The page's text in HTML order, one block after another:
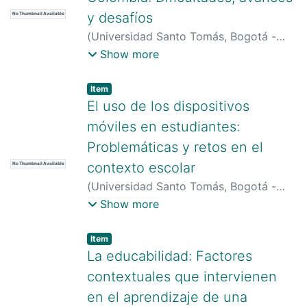
No Thumbnail Available
y desafíos
(Universidad Santo Tomás, Bogotá -
Colombia)Carmona Cardona, Santiago
Taborda, Jhon Fernando
Cardona, María Paula
Show more
No Thumbnail Available
Item type:
Item,
El uso de los dispositivos
móviles en estudiantes:
Problemáticas y retos en el
contexto escolar
(Universidad Santo Tomás, Bogotá -
Colombia)Piñeros Suárez, Juan Carlos
Moreno, John Edwin
Show more
Item type:
Item,
La educabilidad: Factores
contextuales que intervienen
en el aprendizaje de una